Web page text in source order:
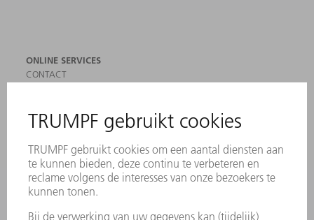
ONLINE SERVICES
CONTACT
AANMELDEN VOOR NIEUWSBRIEF
MYTRUMPF
VEILIGHEIDSGEGEVENSBLADEN
PRODUCTEN
MACHINES & SYSTEMEN
LASER
ELEKTROGEREEDSCHAP